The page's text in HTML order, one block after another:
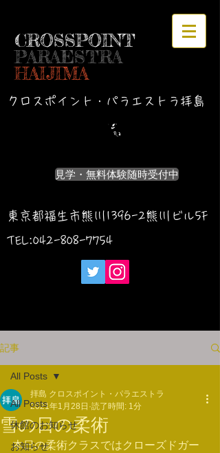
CROSSPOINT
PARAESTRA
HAIJIMA
クロスポイント・パラエストラ拝島
見学・無料体験随時受付中
東京都福生市熊川1396-2熊川ビル5F
TEL:042-808-7754
記事
All Posts
休館のお知らせ
お知らせ
All Posts
雪の日の柔術
拝島 クロスポイント・パラエストラ
2021年1月28日 読了時間: 1分
本日の柔術クラスではクローズドガー